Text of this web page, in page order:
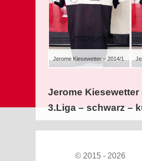
Jerome Kiesewetter
3.Liga – schwarz –
© 2015 - 2026